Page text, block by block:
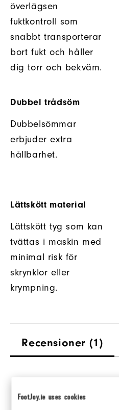
FootJoy.ie uses cookies
överlägsen
fuktkontroll som
snabbt transporterar
bort fukt och håller
dig torr och bekväm.
Dubbel trådsöm
Dubbelsömmar
erbjuder extra
hållbarhet.
Lättskött material
Lättskött tyg som kan
tvättas i maskin med
minimal risk för
skrynklor eller
krympning.
Recensioner (1)